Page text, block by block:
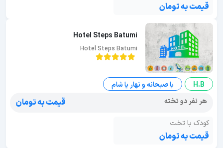
قیمت به تومان
Hotel Steps Batumi
Hotel Steps Batumi
H.B
با صبحانه و نهار یا شام
هر نفر دو تخته
قیمت به تومان
کودک با تخت
قیمت به تومان